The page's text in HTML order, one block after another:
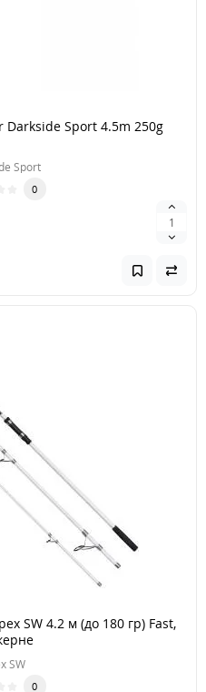
Sport 4.5m 250g
Sport
0
SW 4.2 м (до 180 гр) Fast,
SW
0